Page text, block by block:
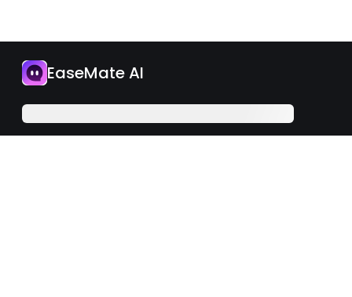
App EaseMate AI